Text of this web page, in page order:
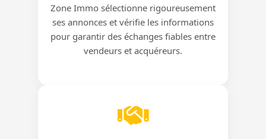
Zone Immo sélectionne rigoureusement
ses annonces et vérifie les informations
pour garantir des échanges fiables entre
vendeurs et acquéreurs.